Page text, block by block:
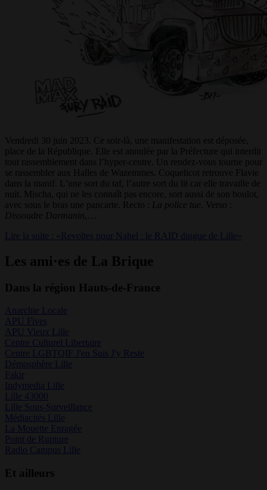
Vendredi 30 juin 2023. Ce soir-là, une manifestation est déposée,
place de la République. Elle est annulée par la Préfecture qui interdit
tout rassemblement dans l’hyper-centre. Un rendez-vous tourne pour
se rassembler aux Halles de Wazemmes. Coquelicot retrouve Flavie
dans la manif. L’une sort du taf, l’autre sort du lit car elle travaille de
nuit. Mischa, qui ne les connaît pas encore, sort aussi de son boulot,
avec sous le bras une pancarte. Recto :
La police tue
. Verso :
Dissoudre Darmanin
Lire la suite : «Revoltes pour Nahel : le RAID dingue de Lille»
Les ami·es de La Brique
Dans la région Hauts-de-France
Anarchie Locale
APU Fives
APU Vieux Lille
Centre Culturel Libertaire
Centre LGBTQIF J'en Suis J'y Reste
Démosphère Lille
Fakir
Indymedia Lille
Lille 43000
Lille Sous-Surveillance
Médiacités Lille
La Mouette Enragée
Point de Rupture
Radio Campus Lille
Et ailleurs